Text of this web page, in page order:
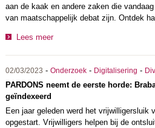
aan de kaak en andere zaken die
van maatschappelijk debat zijn. Ontdek
Lees meer
02/03/2023 - Onderzoek- Digitalisering -
PARDONS neemt de eerste horde:
geïndexeerd
Een jaar geleden werd het vrijwilligersluik
opgestart. Vrijwilligers helpen bij de